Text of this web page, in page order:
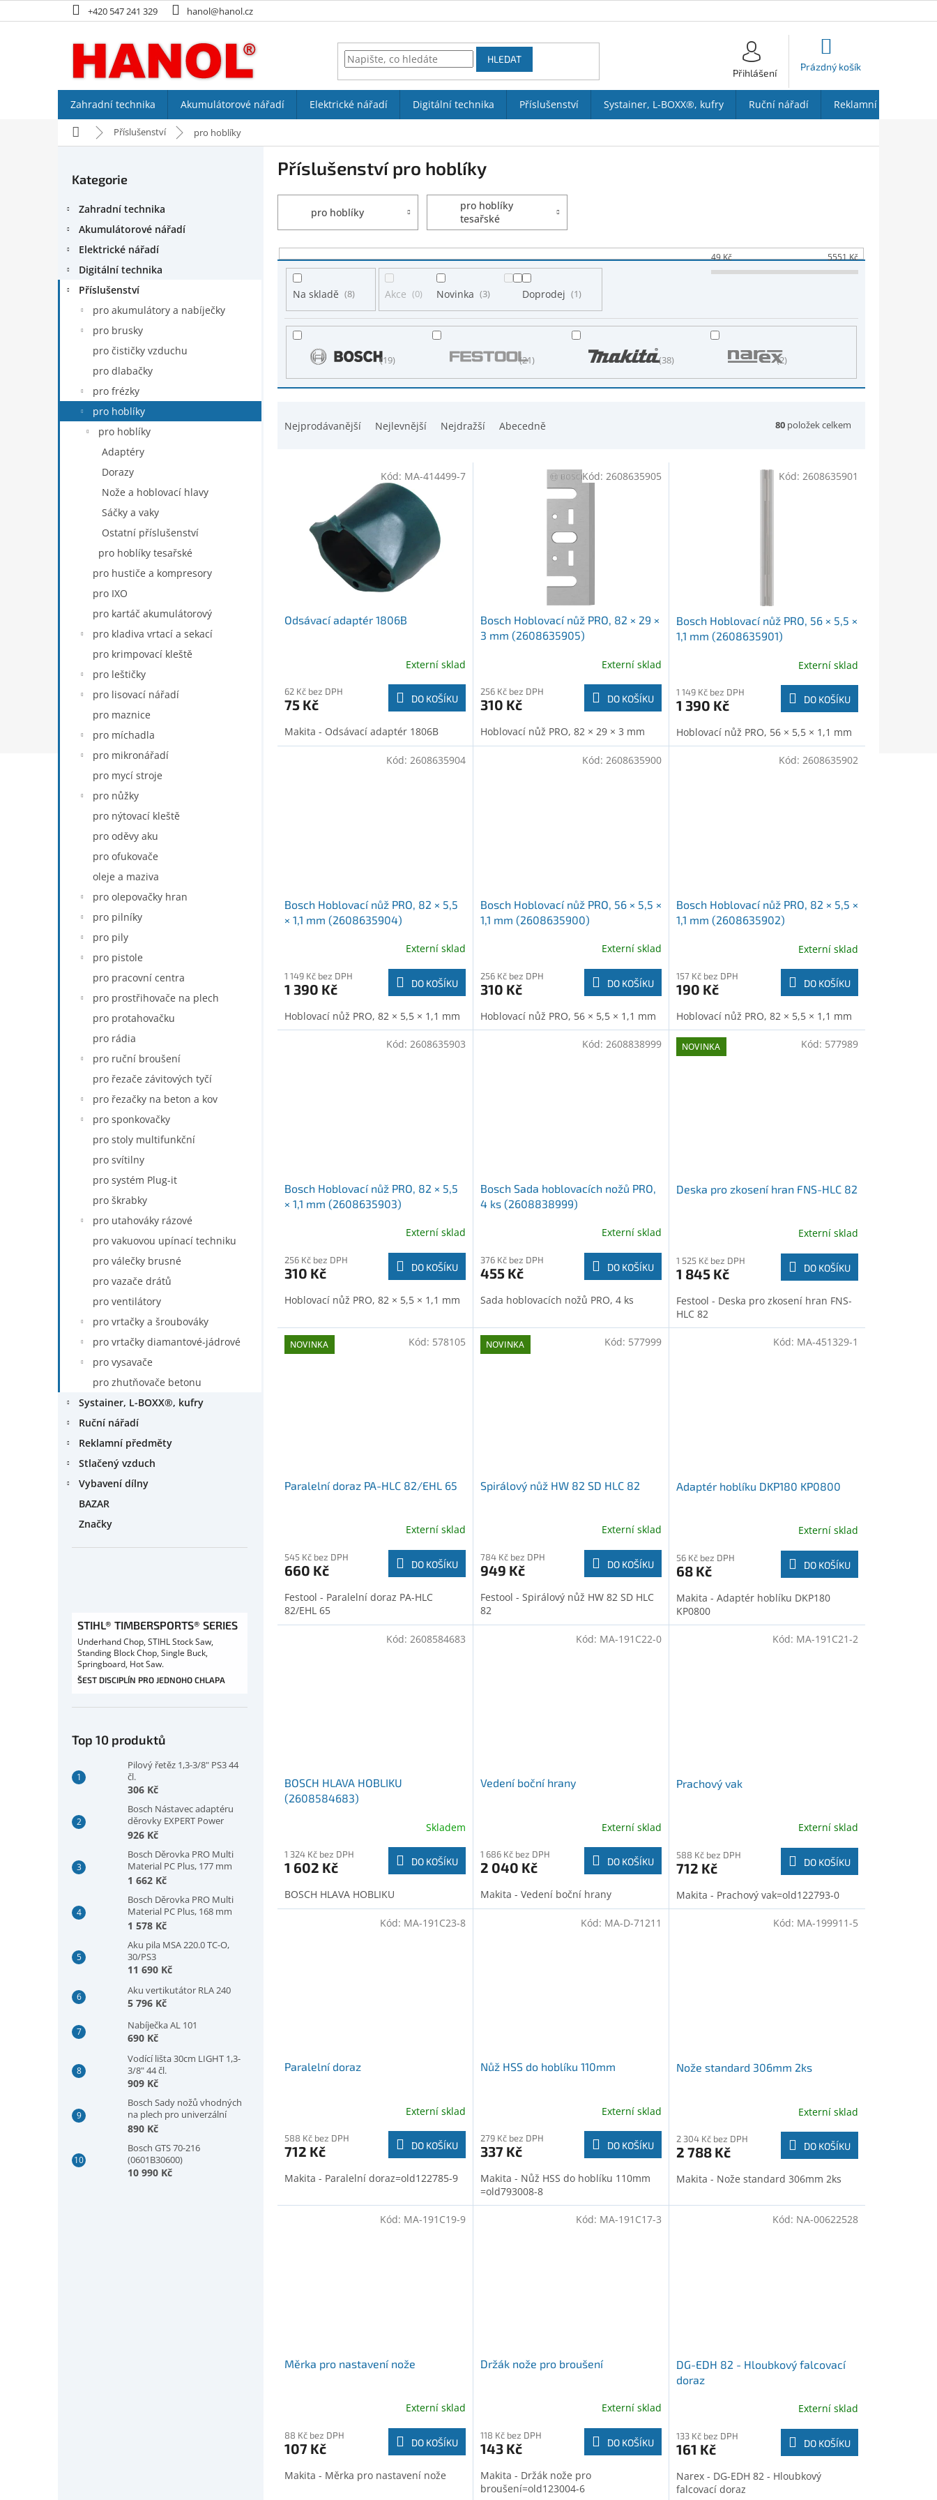
na
+420 547 241 329 hanol@hanol.cz
HLEDAT
Přihlášení
Prázdný košík
Zahradní technika Akumulátorové nářadí Elektrické nářadí Digitální technika Příslušenství Systainer, L-BOXX®, kufry Ruční nářadí Reklamní předměty
Domů Příslušenství pro hoblíky
í
Přeskočit
Kategorie
Zahradní technika
Akumulátorové nářadí
Elektrické nářadí
Digitální technika
Příslušenství
pro akumulátory a nabíječky
pro brusky
pro čističky vzduchu
pro dlabačky
pro frézky
pro hoblíky
pro hoblíky
Adaptéry
Dorazy
Nože a hoblovací hlavy
Sáčky a vaky
Ostatní příslušenství
pro hoblíky tesařské
pro hustiče a kompresory
pro IXO
pro kartáč akumulátorový
pro kladiva vrtací a sekací
pro krimpovací kleště
pro leštičky
pro lisovací nářadí
pro maznice
pro míchadla
pro mikronářadí
pro mycí stroje
pro nůžky
pro nýtovací kleště
pro oděvy aku
pro ofukovače
oleje a maziva
pro olepovačky hran
pro pilníky
pro pily
pro pistole
pro pracovní centra
pro prostřihovače na plech
pro protahovačku
pro rádia
pro ruční broušení
pro řezače závitových tyčí
pro řezačky na beton a kov
pro sponkovačky
pro stoly multifunkční
pro svítilny
pro systém Plug-it
pro škrabky
pro utahováky rázové
pro vakuovou upínací techniku
pro válečky brusné
pro vazače drátů
pro ventilátory
pro vrtačky a šroubováky
pro vrtačky diamantové-jádrové
pro vysavače
pro zhutňovače betonu
Systainer, L-BOXX®, kufry
Ruční nářadí
Reklamní předměty
Stlačený vzduch
Vybavení dílny
BAZAR
Značky
STIHL® TIMBERSPORTS® SERIES
Underhand Chop, STIHL Stock Saw,
Standing Block Chop, Single Buck,
Springboard, Hot Saw.
ŠEST DISCIPLÍN PRO JEDNOHO CHLAPA
Top 10 produktů
Pilový řetěz 1,3-3/8" PS3 44
čl.
306 Kč
Bosch Nástavec adaptéru
děrovky EXPERT Power
Change Plus, šestihranná
(2608902032)
926 Kč
Bosch Děrovka PRO Multi
Material PC Plus, 177 mm
(2608594421)
1 662 Kč
Bosch Děrovka PRO Multi
Material PC Plus, 168 mm
(2608594420)
1 578 Kč
Aku pila MSA 220.0 TC-O,
30/PS3
11 690 Kč
Aku vertikutátor RLA 240
5 796 Kč
Nabíječka AL 101
690 Kč
Vodící lišta 30cm LIGHT 1,3-
3/8" 44 čl.
909 Kč
Bosch Sady nožů vhodných
na plech pro univerzální
nůžky GSC 2.8, plech, 5 kusů
890 Kč
Bosch GTS 70-216
(0601B30600)
10 990 Kč
Příslušenství pro hoblíky
pro hoblíky
pro hoblíky
tesařské
Nejprodávanější Nejlevnější Nejdražší Abecedně 80 položek celkem
49Kč 5551Kč
Na skladě 8 Akce 0 Novinka 3 Doprodej 1
19 21 38 2
V
u
Odsávací adaptér 1806B
Externí sklad
62 Kč bez DPH
75 Kč DO KOŠÍKU
Makita - Odsávací adaptér 1806B
Kód: MA-414499-7
Bosch Hoblovací nůž PRO, 82 × 29 ×
3 mm (2608635905)
Externí sklad
256 Kč bez DPH
310 Kč DO KOŠÍKU
Hoblovací nůž PRO, 82 × 29 × 3 mm
Kód: 2608635905
Bosch Hoblovací nůž PRO, 56 × 5,5 ×
1,1 mm (2608635901)
Externí sklad
1 149 Kč bez DPH
1 390 Kč DO KOŠÍKU
Hoblovací nůž PRO, 56 × 5,5 × 1,1 mm
Kód: 2608635901
Bosch Hoblovací nůž PRO, 82 × 5,5
× 1,1 mm (2608635904)
Externí sklad
1 149 Kč bez DPH
1 390 Kč DO KOŠÍKU
Hoblovací nůž PRO, 82 × 5,5 × 1,1 mm
Kód: 2608635904
Bosch Hoblovací nůž PRO, 56 × 5,5 ×
1,1 mm (2608635900)
Externí sklad
256 Kč bez DPH
310 Kč DO KOŠÍKU
Hoblovací nůž PRO, 56 × 5,5 × 1,1 mm
Kód: 2608635900
Bosch Hoblovací nůž PRO, 82 × 5,5 ×
1,1 mm (2608635902)
Externí sklad
157 Kč bez DPH
190 Kč DO KOŠÍKU
Hoblovací nůž PRO, 82 × 5,5 × 1,1 mm
Kód: 2608635902
Bosch Hoblovací nůž PRO, 82 × 5,5
× 1,1 mm (2608635903)
Externí sklad
256 Kč bez DPH
310 Kč DO KOŠÍKU
Hoblovací nůž PRO, 82 × 5,5 × 1,1 mm
Kód: 2608635903
Bosch Sada hoblovacích nožů PRO,
4 ks (2608838999)
Externí sklad
376 Kč bez DPH
455 Kč DO KOŠÍKU
Sada hoblovacích nožů PRO, 4 ks
Kód: 2608838999 NOVINKA
Deska pro zkosení hran FNS-HLC 82
Externí sklad
1 525 Kč bez DPH
1 845 Kč DO KOŠÍKU
Festool - Deska pro zkosení hran FNS-
HLC 82
Kód: 577989
NOVINKA
Paralelní doraz PA-HLC 82/EHL 65
Externí sklad
545 Kč bez DPH
660 Kč DO KOŠÍKU
Festool - Paralelní doraz PA-HLC
82/EHL 65
Kód: 578105 NOVINKA
Spirálový nůž HW 82 SD HLC 82
Externí sklad
784 Kč bez DPH
949 Kč DO KOŠÍKU
Festool - Spirálový nůž HW 82 SD HLC
82
Kód: 577999
Adaptér hoblíku DKP180 KP0800
Externí sklad
56 Kč bez DPH
68 Kč DO KOŠÍKU
Makita - Adaptér hoblíku DKP180
KP0800
Kód: MA-451329-1
BOSCH HLAVA HOBLIKU
(2608584683)
Skladem
1 324 Kč bez DPH
1 602 Kč DO KOŠÍKU
BOSCH HLAVA HOBLIKU
Kód: 2608584683
Vedení boční hrany
Externí sklad
1 686 Kč bez DPH
2 040 Kč DO KOŠÍKU
Makita - Vedení boční hrany
Kód: MA-191C22-0
Prachový vak
Externí sklad
588 Kč bez DPH
712 Kč DO KOŠÍKU
Makita - Prachový vak=old122793-0
Kód: MA-191C21-2
Paralelní doraz
Externí sklad
588 Kč bez DPH
712 Kč DO KOŠÍKU
Makita - Paralelní doraz=old122785-9
Kód: MA-191C23-8
Nůž HSS do hoblíku 110mm
Externí sklad
279 Kč bez DPH
337 Kč DO KOŠÍKU
Makita - Nůž HSS do hoblíku 110mm
=old793008-8
Kód: MA-D-71211
Nože standard 306mm 2ks
Externí sklad
2 304 Kč bez DPH
2 788 Kč DO KOŠÍKU
Makita - Nože standard 306mm 2ks
Kód: MA-199911-5
Měrka pro nastavení nože
Externí sklad
88 Kč bez DPH
107 Kč DO KOŠÍKU
Makita - Měrka pro nastavení nože
Kód: MA-191C19-9
Držák nože pro broušení
Externí sklad
118 Kč bez DPH
143 Kč DO KOŠÍKU
Makita - Držák nože pro
broušení=old123004-6
Kód: MA-191C17-3
DG-EDH 82 - Hloubkový falcovací
doraz
Externí sklad
133 Kč bez DPH
161 Kč DO KOŠÍKU
Narex - DG-EDH 82 - Hloubkový
falcovací doraz
Kód: NA-00622528